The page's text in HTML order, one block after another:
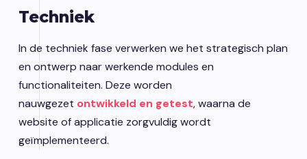
Techniek
In de techniek fase verwerken we het strategisch plan
en ontwerp naar werkende modules en
functionaliteiten. Deze worden
nauwgezet ontwikkeld en getest, waarna de
website of applicatie zorgvuldig wordt
geïmplementeerd.